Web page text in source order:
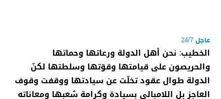
عاجل 24/7
الخطيب: نحن أهل الدولة ورعاتها وحماتها
والحريصون على قيامتها وقوّتها وسلطتها لكنّ
الدولة طوال عقود تخلّت عن سيادتها ووقفت وقوف
العاجز بل اللامبالي بسيادة وكرامة شعبها ومعاناته